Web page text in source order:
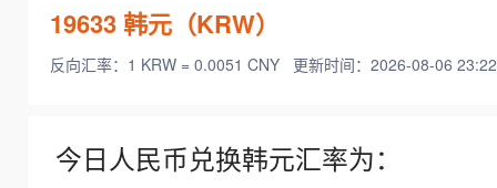
19633韩元（KRW）
反向汇率：1 KRW = 0.0051 CNY 更新时间：2026-08-06
今日人民币兑换韩元汇率为：